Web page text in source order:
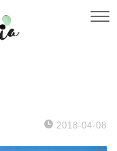
2018-04-08